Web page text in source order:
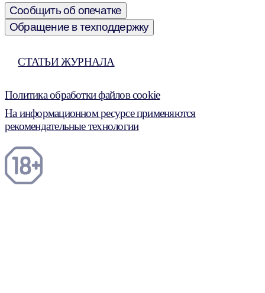
Сообщить об опечатке
Обращение в техподдержку
СТАТЬИ ЖУРНАЛА
Политика обработки файлов cookie
На информационном ресурсе применяются
рекомендательные технологии